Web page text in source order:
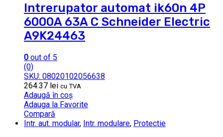
Intrerupator automat ik60n 4P
6000A 63A C Schneider Electric
A9K24463
0 out of 5
(0)
SKU: 08020102056638
264.37 lei cu TVA
Adaugă în coș
Adauga la Favorite
Compară
Intr. aut. modular, Intr. modulare, Protectie